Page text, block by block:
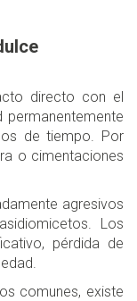
directo con el
de tiempo. Por
o cimentaciones
agresivos
Los
pérdida de
comunes, existe